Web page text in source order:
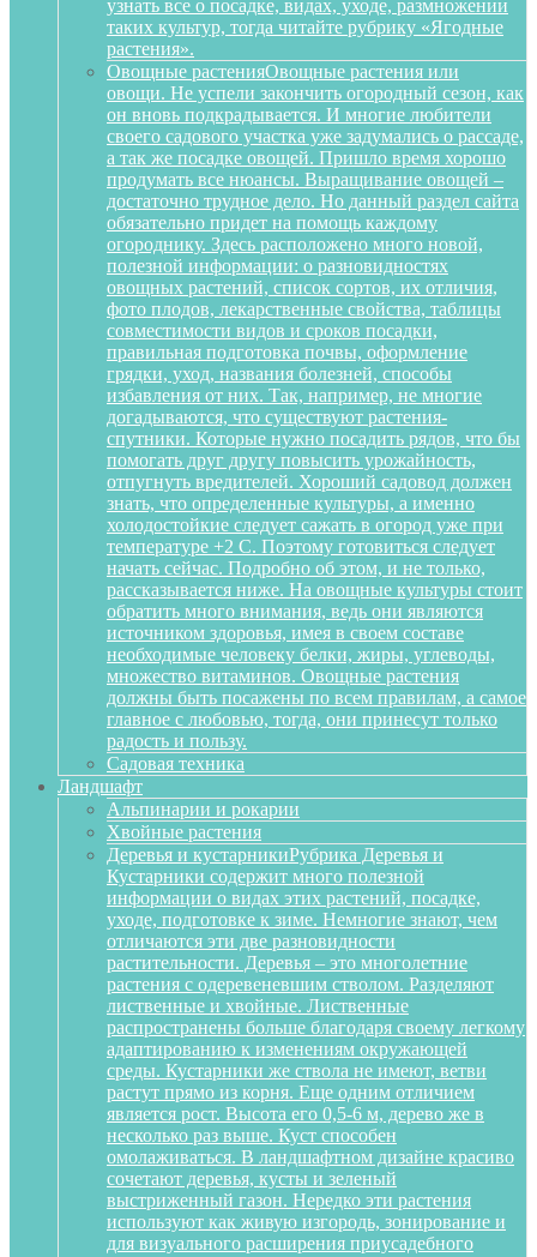
узнать все о посадке, видах, уходе, размножении
таких культур, тогда читайте рубрику «Ягодные
растения».
Овощные растенияОвощные растения или
овощи. Не успели закончить огородный сезон, как
он вновь подкрадывается. И многие любители
своего садового участка уже задумались о рассаде,
а так же посадке овощей. Пришло время хорошо
продумать все нюансы. Выращивание овощей –
достаточно трудное дело. Но данный раздел сайта
обязательно придет на помощь каждому
огороднику. Здесь расположено много новой,
полезной информации: о разновидностях
овощных растений, список сортов, их отличия,
фото плодов, лекарственные свойства, таблицы
совместимости видов и сроков посадки,
правильная подготовка почвы, оформление
грядки, уход, названия болезней, способы
избавления от них. Так, например, не многие
догадываются, что существуют растения-
спутники. Которые нужно посадить рядов, что бы
помогать друг другу повысить урожайность,
отпугнуть вредителей. Хороший садовод должен
знать, что определенные культуры, а именно
холодостойкие следует сажать в огород уже при
температуре +2 С. Поэтому готовиться следует
начать сейчас. Подробно об этом, и не только,
рассказывается ниже. На овощные культуры стоит
обратить много внимания, ведь они являются
источником здоровья, имея в своем составе
необходимые человеку белки, жиры, углеводы,
множество витаминов. Овощные растения
должны быть посажены по всем правилам, а самое
главное с любовью, тогда, они принесут только
радость и пользу.
Садовая техника
Ландшафт
Альпинарии и рокарии
Хвойные растения
Деревья и кустарникиРубрика Деревья и
Кустарники содержит много полезной
информации о видах этих растений, посадке,
уходе, подготовке к зиме. Немногие знают, чем
отличаются эти две разновидности
растительности. Деревья – это многолетние
растения с одеревеневшим стволом. Разделяют
лиственные и хвойные. Лиственные
распространены больше благодаря своему легкому
адаптированию к изменениям окружающей
среды. Кустарники же ствола не имеют, ветви
растут прямо из корня. Еще одним отличием
является рост. Высота его 0,5-6 м, дерево же в
несколько раз выше. Куст способен
омолаживаться. В ландшафтном дизайне красиво
сочетают деревья, кусты и зеленый
выстриженный газон. Нередко эти растения
используют как живую изгородь, зонирование и
для визуального расширения приусадебного